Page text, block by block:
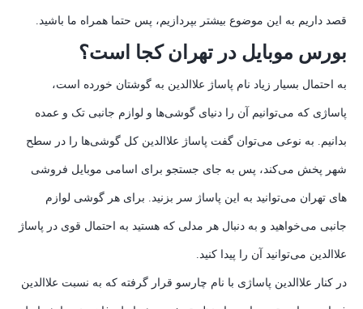
قصد داریم به این موضوع بیشتر بپردازیم، پس حتما همراه ما باشید.
بورس موبایل در تهران کجا است؟
به احتمال بسیار زیاد نام پاساژ علاالدین به گوشتان خورده است،
پاساژی که می‌توانیم آن را دنیای گوشی‌ها و لوازم جانبی تک و عمده
بدانیم. به نوعی می‌توان گفت پاساژ علاالدین کل گوشی‌ها را در سطح
شهر پخش می‌کند، پس به جای جستجو برای اسامی موبایل فروشی
های تهران می‌توانید به این پاساژ سر بزنید. برای هر گوشی لوازم
جانبی می‌خواهید و به دنبال هر مدلی که هستید به احتمال قوی در پاساژ
علاالدین می‌توانید آن را پیدا کنید.
در کنار علاالدین پاساژی با نام چارسو قرار گرفته که به نسبت علاالدین